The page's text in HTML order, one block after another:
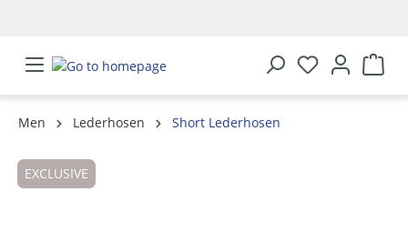
Men Lederhosen
Short Lederhosen
EXCLUSIVE